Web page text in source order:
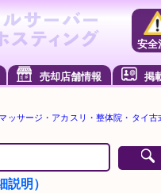
安全
売却店舗情報 掲
ッサージ・アカスリ・整体院・タイ古
説明）